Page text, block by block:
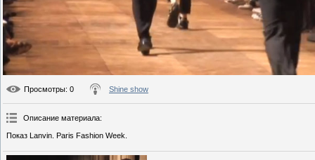
Просмотры: 0 Shine show
Описание материала:
Показ Lanvin. Paris Fashion Week.